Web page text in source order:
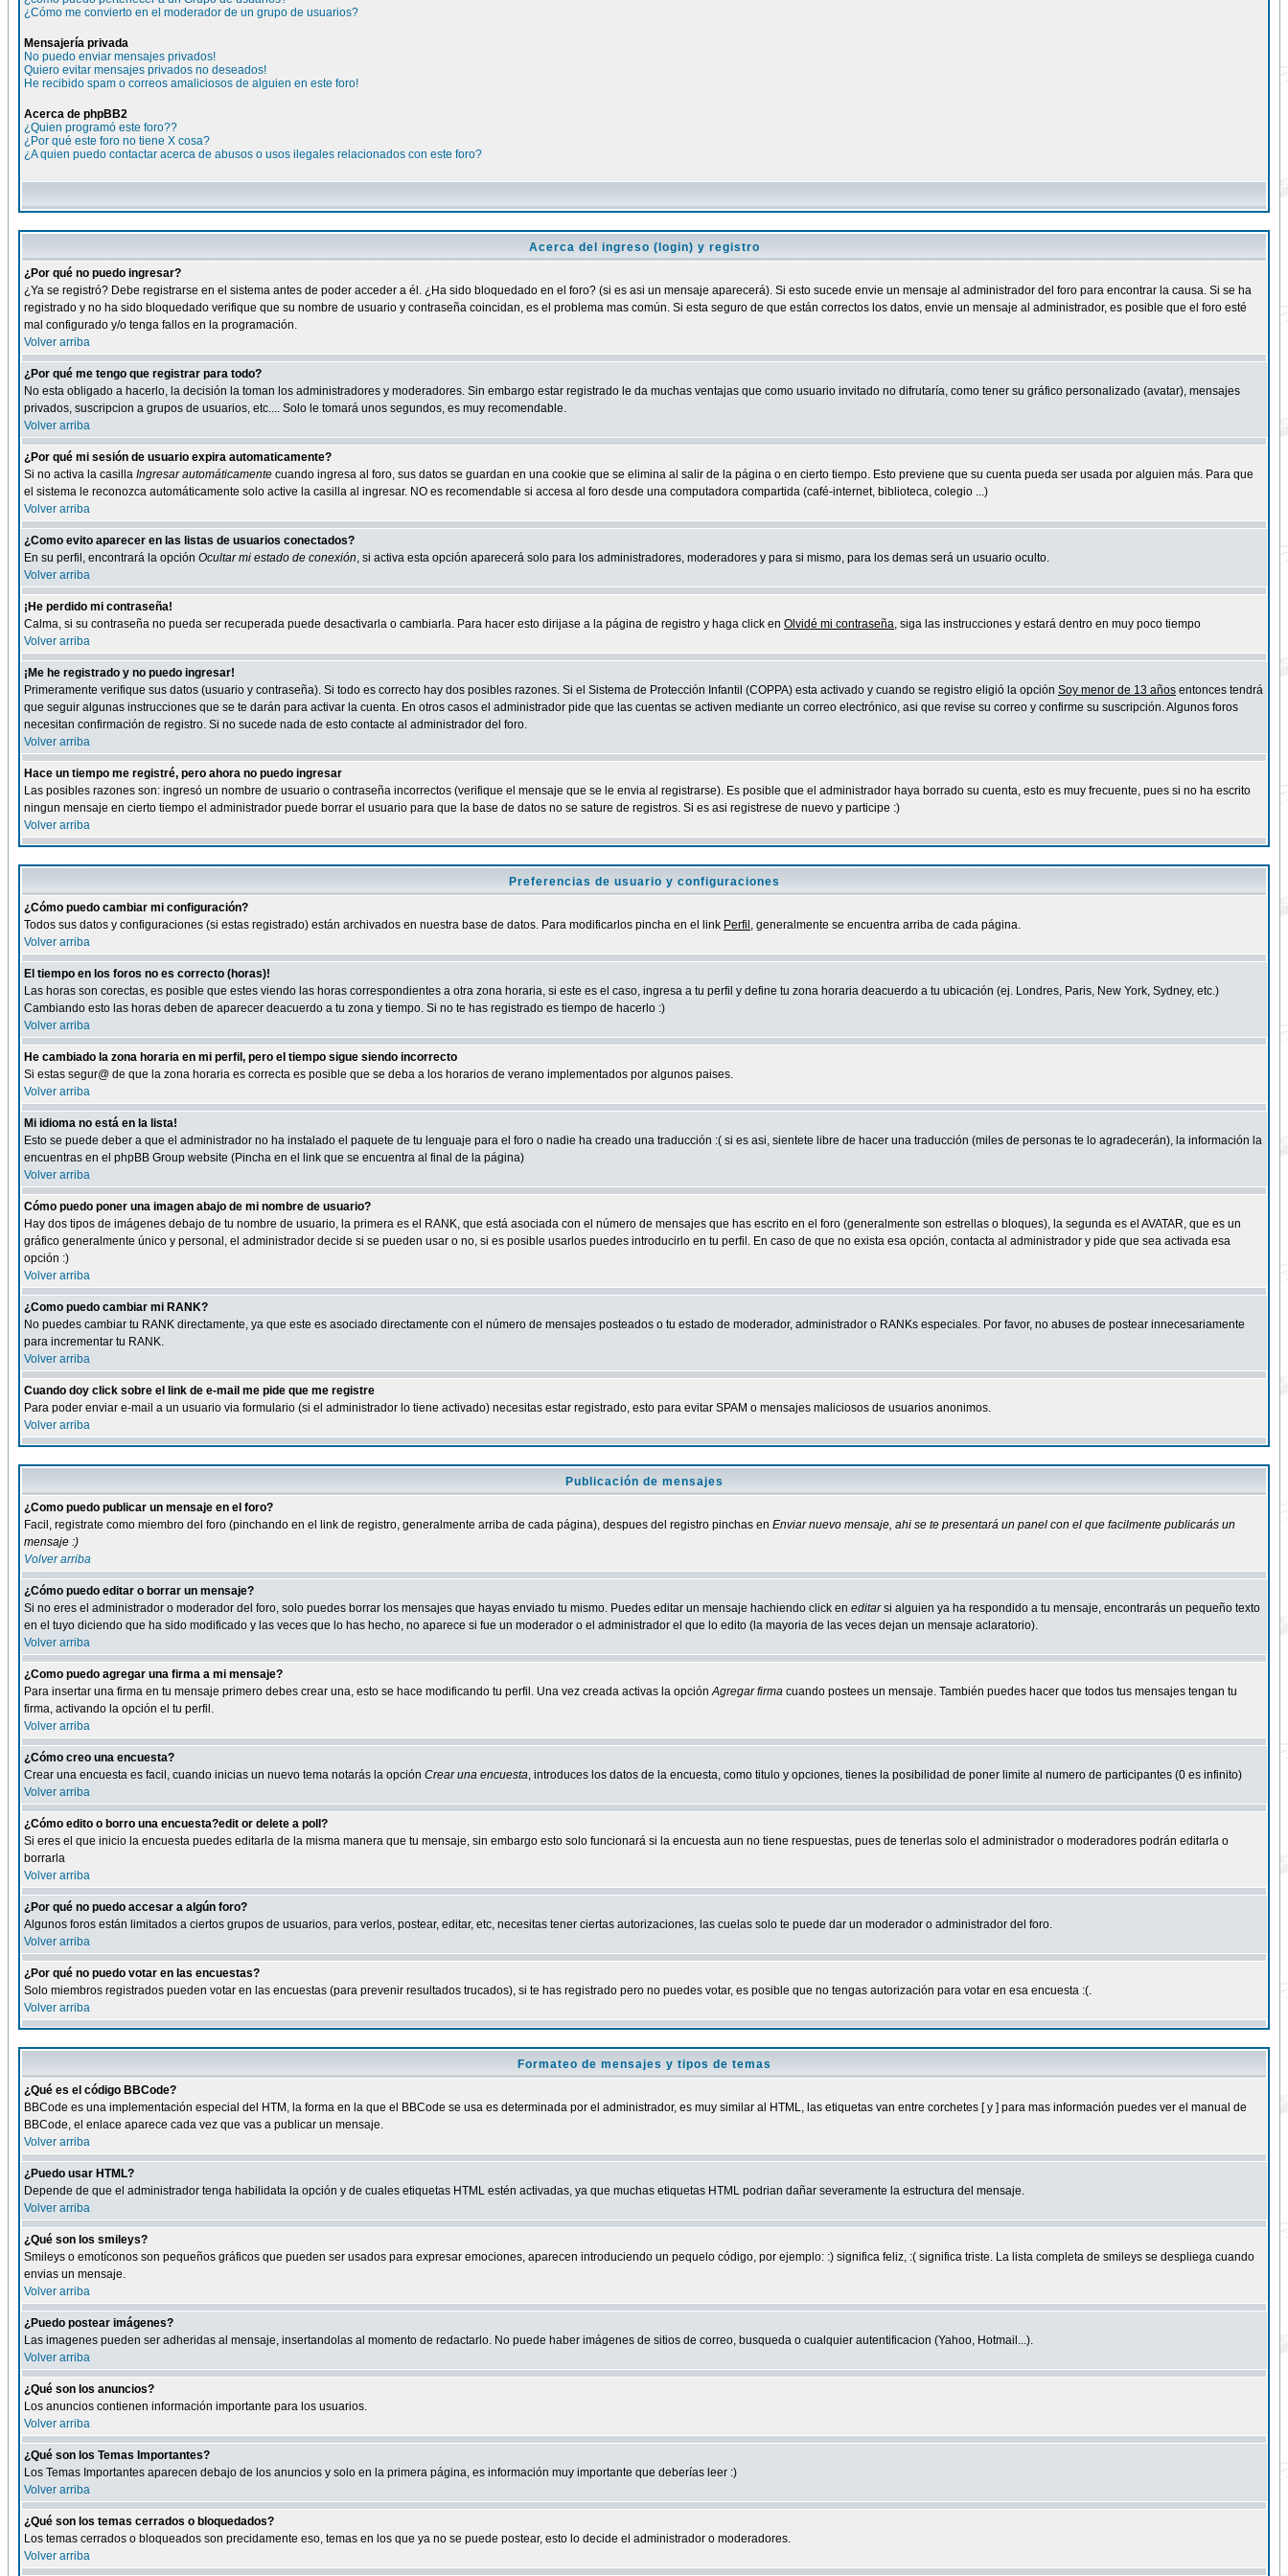
¿Cómo me convierto en el moderador de un grupo de usuarios?
Mensajería privada
No puedo enviar mensajes privados!
Quiero evitar mensajes privados no deseados!
He recibido spam o correos amaliciosos de alguien en este foro!
Acerca de phpBB2
¿Quien programó este foro??
¿Por qué este foro no tiene X cosa?
¿A quien puedo contactar acerca de abusos o usos ilegales relacionados con este foro?
Acerca del ingreso (login) y registro
¿Por qué no puedo ingresar?
¿Ya se registró? Debe registrarse en el sistema antes de poder acceder a él. ¿Ha sido bloquedado en el foro? (si es asi un mensaje aparecerá). Si esto sucede envie un mensaje al administrador del foro para encontrar la causa. Si se ha
registrado y no ha sido bloquedado verifique que su nombre de usuario y contraseña coincidan, es el problema mas común. Si esta seguro de que están correctos los datos, envie un mensaje al administrador, es posible que el foro esté
mal configurado y/o tenga fallos en la programación.
Volver arriba
¿Por qué me tengo que registrar para todo?
No esta obligado a hacerlo, la decisión la toman los administradores y moderadores. Sin embargo estar registrado le da muchas ventajas que como usuario invitado no difrutaría, como tener su gráfico personalizado (avatar), mensajes
privados, suscripcion a grupos de usuarios, etc.... Solo le tomará unos segundos, es muy recomendable.
Volver arriba
¿Por qué mi sesión de usuario expira automaticamente?
Si no activa la casilla Ingresar automáticamente cuando ingresa al foro, sus datos se guardan en una cookie que se elimina al salir de la página o en cierto tiempo. Esto previene que su cuenta pueda ser usada por alguien más. Para que
el sistema le reconozca automáticamente solo active la casilla al ingresar. NO es recomendable si accesa al foro desde una computadora compartida (café-internet, biblioteca, colegio ...)
Volver arriba
¿Como evito aparecer en las listas de usuarios conectados?
En su perfil, encontrará la opción Ocultar mi estado de conexión, si activa esta opción aparecerá solo para los administradores, moderadores y para si mismo, para los demas será un usuario oculto.
Volver arriba
¡He perdido mi contraseña!
Calma, si su contraseña no pueda ser recuperada puede desactivarla o cambiarla. Para hacer esto dirijase a la página de registro y haga click en Olvidé mi contraseña, siga las instrucciones y estará dentro en muy poco tiempo
Volver arriba
¡Me he registrado y no puedo ingresar!
Primeramente verifique sus datos (usuario y contraseña). Si todo es correcto hay dos posibles razones. Si el Sistema de Protección Infantil (COPPA) esta activado y cuando se registro eligió la opción Soy menor de 13 años entonces tendrá
que seguir algunas instrucciones que se te darán para activar la cuenta. En otros casos el administrador pide que las cuentas se activen mediante un correo electrónico, asi que revise su correo y confirme su suscripción. Algunos foros
necesitan confirmación de registro. Si no sucede nada de esto contacte al administrador del foro.
Volver arriba
Hace un tiempo me registré, pero ahora no puedo ingresar
Las posibles razones son: ingresó un nombre de usuario o contraseña incorrectos (verifique el mensaje que se le envia al registrarse). Es posible que el administrador haya borrado su cuenta, esto es muy frecuente, pues si no ha escrito
ningun mensaje en cierto tiempo el administrador puede borrar el usuario para que la base de datos no se sature de registros. Si es asi registrese de nuevo y participe :)
Volver arriba
Preferencias de usuario y configuraciones
¿Cómo puedo cambiar mi configuración?
Todos sus datos y configuraciones (si estas registrado) están archivados en nuestra base de datos. Para modificarlos pincha en el link Perfil , generalmente se encuentra arriba de cada página.
Volver arriba
El tiempo en los foros no es correcto (horas)!
Las horas son corectas, es posible que estes viendo las horas correspondientes a otra zona horaria, si este es el caso, ingresa a tu perfil y define tu zona horaria deacuerdo a tu ubicación (ej. Londres, Paris, New York, Sydney, etc.)
Cambiando esto las horas deben de aparecer deacuerdo a tu zona y tiempo. Si no te has registrado es tiempo de hacerlo :)
Volver arriba
He cambiado la zona horaria en mi perfil, pero el tiempo sigue siendo incorrecto
Si estas segur@ de que la zona horaria es correcta es posible que se deba a los horarios de verano implementados por algunos paises.
Volver arriba
Mi idioma no está en la lista!
Esto se puede deber a que el administrador no ha instalado el paquete de tu lenguaje para el foro o nadie ha creado una traducción :( si es asi, sientete libre de hacer una traducción (miles de personas te lo agradecerán), la información la
encuentras en el phpBB Group website (Pincha en el link que se encuentra al final de la página)
Volver arriba
Cómo puedo poner una imagen abajo de mi nombre de usuario?
Hay dos tipos de imágenes debajo de tu nombre de usuario, la primera es el RANK, que está asociada con el número de mensajes que has escrito en el foro (generalmente son estrellas o bloques), la segunda es el AVATAR, que es un
gráfico generalmente único y personal, el administrador decide si se pueden usar o no, si es posible usarlos puedes introducirlo en tu perfil. En caso de que no exista esa opción, contacta al administrador y pide que sea activada esa
opción :)
Volver arriba
¿Como puedo cambiar mi RANK?
No puedes cambiar tu RANK directamente, ya que este es asociado directamente con el número de mensajes posteados o tu estado de moderador, administrador o RANKs especiales. Por favor, no abuses de postear innecesariamente
para incrementar tu RANK.
Volver arriba
Cuando doy click sobre el link de e-mail me pide que me registre
Para poder enviar e-mail a un usuario via formulario (si el administrador lo tiene activado) necesitas estar registrado, esto para evitar SPAM o mensajes maliciosos de usuarios anonimos.
Volver arriba
Publicación de mensajes
¿Como puedo publicar un mensaje en el foro?
Facil, registrate como miembro del foro (pinchando en el link de registro, generalmente arriba de cada página), despues del registro pinchas en Enviar nuevo mensaje, ahi se te presentará un panel con el que facilmente publicarás un
mensaje :)
Volver arriba
¿Cómo puedo editar o borrar un mensaje?
Si no eres el administrador o moderador del foro, solo puedes borrar los mensajes que hayas enviado tu mismo. Puedes editar un mensaje hachiendo click en editarsi alguien ya ha respondido a tu mensaje, encontrarás un pequeño texto
en el tuyo diciendo que ha sido modificado y las veces que lo has hecho, no aparece si fue un moderador o el administrador el que lo edito (la mayoria de las veces dejan un mensaje aclaratorio).
Volver arriba
¿Como puedo agregar una firma a mi mensaje?
Para insertar una firma en tu mensaje primero debes crear una, esto se hace modificando tu perfil. Una vez creada activas la opciónAgregar firma cuando postees un mensaje. También puedes hacer que todos tus mensajes tengan tu
firma, activando la opción el tu perfil.
Volver arriba
¿Cómo creo una encuesta?
Crear una encuesta es facil, cuando inicias un nuevo tema notarás la opción Crear una encuesta, introduces los datos de la encuesta, como titulo y opciones, tienes la posibilidad de poner limite al numero de participantes (0 es infinito)
Volver arriba
¿Cómo edito o borro una encuesta?edit or delete a poll?
Si eres el que inicio la encuesta puedes editarla de la misma manera que tu mensaje, sin embargo esto solo funcionará si la encuesta aun no tiene respuestas, pues de tenerlas solo el administrador o moderadores podrán editarla o
borrarla
Volver arriba
¿Por qué no puedo accesar a algún foro?
Algunos foros están limitados a ciertos grupos de usuarios, para verlos, postear, editar, etc, necesitas tener ciertas autorizaciones, las cuelas solo te puede dar un moderador o administrador del foro.
Volver arriba
¿Por qué no puedo votar en las encuestas?
Solo miembros registrados pueden votar en las encuestas (para prevenir resultados trucados), si te has registrado pero no puedes votar, es posible que no tengas autorización para votar en esa encuesta :(.
Volver arriba
Formateo de mensajes y tipos de temas
¿Qué es el código BBCode?
BBCode es una implementación especial del HTM, la forma en la que el BBCode se usa es determinada por el administrador, es muy similar al HTML, las etiquetas van entre corchetes [ y ] para mas información puedes ver el manual de
BBCode, el enlace aparece cada vez que vas a publicar un mensaje.
Volver arriba
¿Puedo usar HTML?
Depende de que el administrador tenga habilidata la opción y de cuales etiquetas HTML estén activadas, ya que muchas etiquetas HTML podrian dañar severamente la estructura del mensaje.
Volver arriba
¿Qué son los smileys?
Smileys o emotíconos son pequeños gráficos que pueden ser usados para expresar emociones, aparecen introduciendo un pequelo código, por ejemplo: :) significa feliz, :( significa triste. La lista completa de smileys se despliega cuando
envias un mensaje.
Volver arriba
¿Puedo postear imágenes?
Las imagenes pueden ser adheridas al mensaje, insertandolas al momento de redactarlo. No puede haber imágenes de sitios de correo, busqueda o cualquier autentificacion (Yahoo, Hotmail...).
Volver arriba
¿Qué son los anuncios?
Los anuncios contienen información importante para los usuarios.
Volver arriba
¿Qué son los Temas Importantes?
Los Temas Importantes aparecen debajo de los anuncios y solo en la primera página, es información muy importante que deberías leer :)
Volver arriba
¿Qué son los temas cerrados o bloquedados?
Los temas cerrados o bloqueados son precidamente eso, temas en los que ya no se puede postear, esto lo decide el administrador o moderadores.
Volver arriba